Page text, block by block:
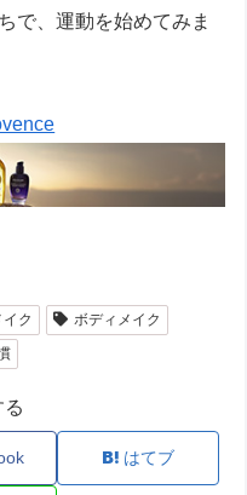
で、運動を始めてみま
ク
ボディメイク
る
はてブ